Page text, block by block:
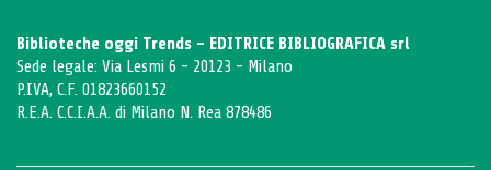
Biblioteche oggi Trends - EDITRICE BIBLIOGRAFICA srl
Sede legale: Via Lesmi 6 - 20123 - Milano
P.IVA, C.F. 01823660152
R.E.A. C.C.I.A.A. di Milano N. Rea 878486